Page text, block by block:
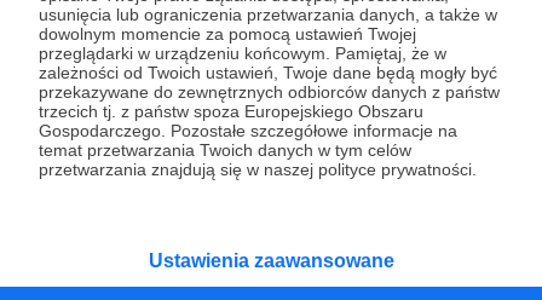
usunięcia lub ograniczenia przetwarzania danych, a także w
dowolnym momencie za pomocą ustawień Twojej
przeglądarki w urządzeniu końcowym. Pamiętaj, że w
zależności od Twoich ustawień, Twoje dane będą mogły być
przekazywane do zewnętrznych odbiorców danych z państw
trzecich tj. z państw spoza Europejskiego Obszaru
Gospodarczego. Pozostałe szczegółowe informacje na
temat przetwarzania Twoich danych w tym celów
przetwarzania znajdują się w naszej polityce prywatności.
Ustawienia zaawansowane
Dołącz do grona Patronów!